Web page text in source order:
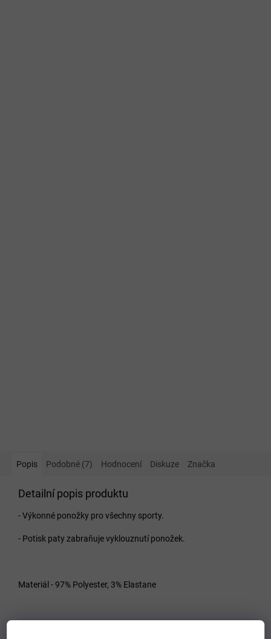
Popis Podobné (7) Hodnocení Diskuze Značka
Detailní popis produktu
- Výkonné ponožky pro všechny sporty.
- Potisk paty zabraňuje vyklouznutí ponožek.
Materiál - 97% Polyester, 3% Elastane